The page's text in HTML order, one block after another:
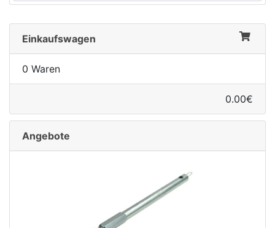
Einkaufswagen
0 Waren
0.00€
Angebote